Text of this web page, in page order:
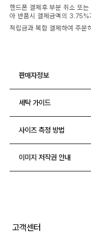
핸드폰 결제후 부분 취소 또
아 반품시 결제금액의 3.75%
적립금과 복합 결제하여 주문
판매자정보
세탁 가이드
사이즈 측정 방법
이미지 저작권 안내
고객센터